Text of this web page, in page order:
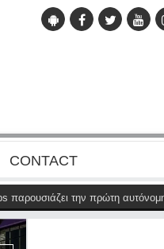
CONTACT
την πρώτη αυτόνομη dual-